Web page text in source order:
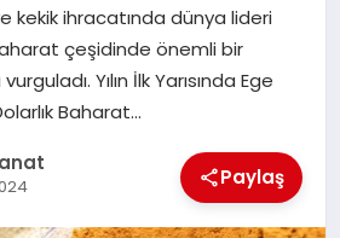
kekik ihracatında dünya lideri
çeşidinde önemli bir
Yılın İlk Yarısında Ege
Baharat…
Paylaş